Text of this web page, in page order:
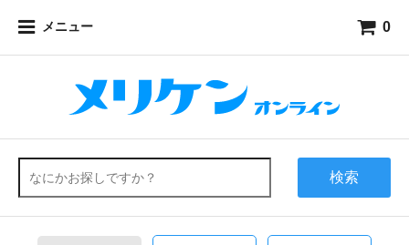
メニュー 0
検索